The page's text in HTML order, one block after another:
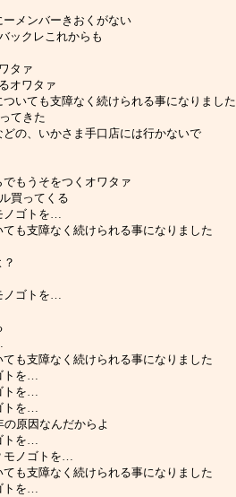
ーメンバーきおくがない
ックレこれからも
タァ
オワタァ
いても支障なく続けられる事になりました
てきた
の、いかさま手口店には行かないで
でもうそをつくオワタァ
買ってくる
ノゴトを…
も支障なく続けられる事になりました
ノゴトを…
も支障なく続けられる事になりました
トを…
トを…
トを…
の原因なんだからよ
トを…
モノゴトを…
も支障なく続けられる事になりました
トを…